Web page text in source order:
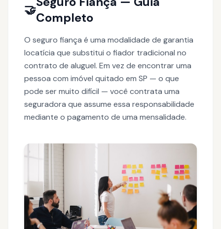
🤝
Completo
O seguro fiança é uma modalidade de garantia
locatícia que substitui o fiador tradicional no
contrato de aluguel. Em vez de encontrar uma
pessoa com imóvel quitado em SP — o que
pode ser muito difícil — você contrata uma
seguradora que assume essa responsabilidade
mediante o pagamento de uma mensalidade.